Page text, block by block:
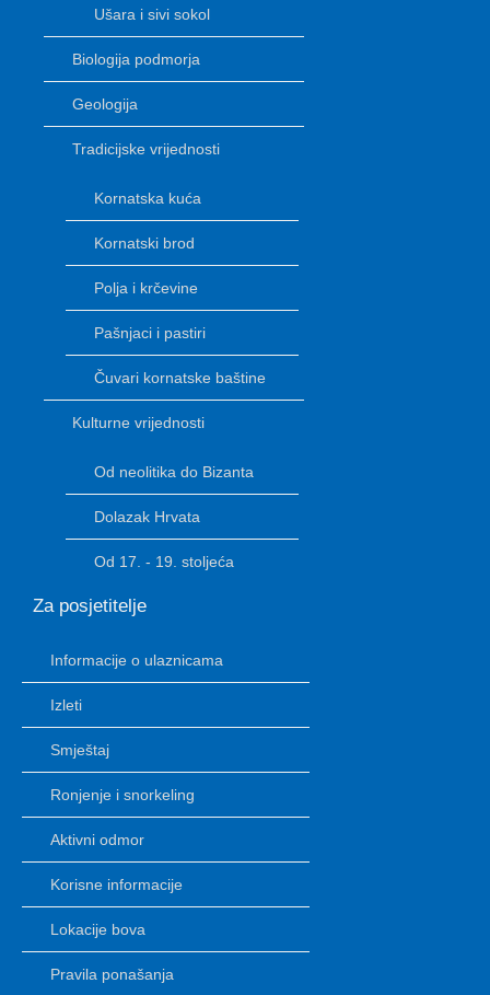
Ušara i sivi sokol
Biologija podmorja
Geologija
Tradicijske vrijednosti
Kornatska kuća
Kornatski brod
Polja i krčevine
Pašnjaci i pastiri
Čuvari kornatske baštine
Kulturne vrijednosti
Od neolitika do Bizanta
Dolazak Hrvata
Od 17. - 19. stoljeća
Za posjetitelje
Informacije o ulaznicama
Izleti
Smještaj
Ronjenje i snorkeling
Aktivni odmor
Korisne informacije
Lokacije bova
Pravila ponašanja